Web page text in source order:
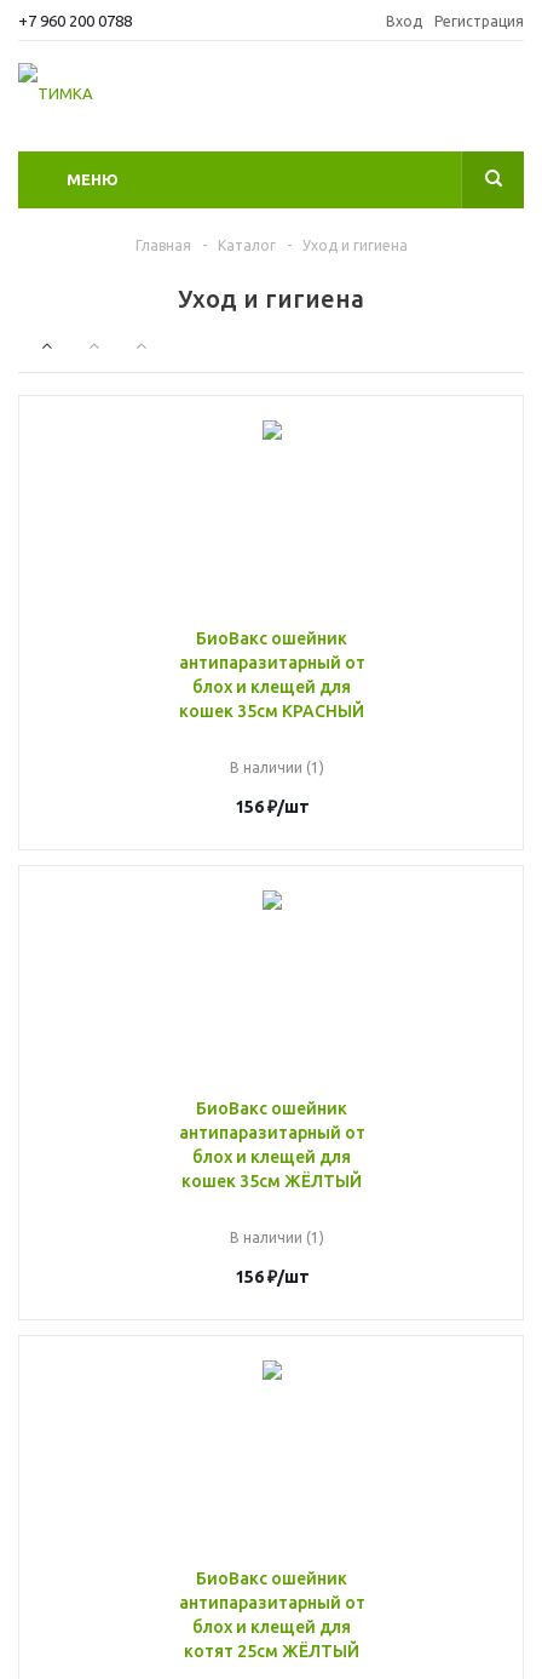
+7 960 200 0788 Вход Регистрация
МЕНЮ
Главная - Каталог - Уход и гигиена
Уход и гигиена
БиоВакс ошейник
антипаразитарный от
блох и клещей для
кошек 35см КРАСНЫЙ
В наличии (1)
156₽/шт
БиоВакс ошейник
антипаразитарный от
блох и клещей для
кошек 35см ЖЁЛТЫЙ
В наличии (1)
156₽/шт
БиоВакс ошейник
антипаразитарный от
блох и клещей для
котят 25см ЖЁЛТЫЙ